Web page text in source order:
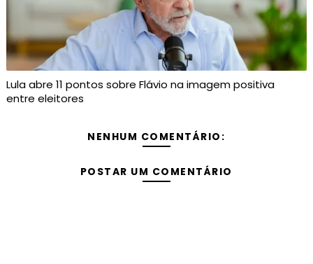
Lula abre 11 pontos sobre Flávio na imagem positiva
entre eleitores
NENHUM COMENTÁRIO:
POSTAR UM COMENTÁRIO